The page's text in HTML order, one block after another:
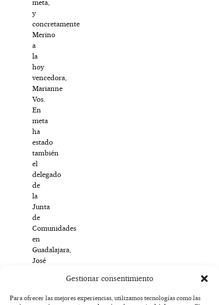
Gestionar consentimiento
Para ofrecer las mejores experiencias, utilizamos tecnologías como las
meta,
y
concretamente
Merino
a
la
hoy
vencedora,
Marianne
Vos.
En
meta
ha
estado
también
el
delegado
de
la
Junta
de
Comunidades
en
Guadalajara,
José